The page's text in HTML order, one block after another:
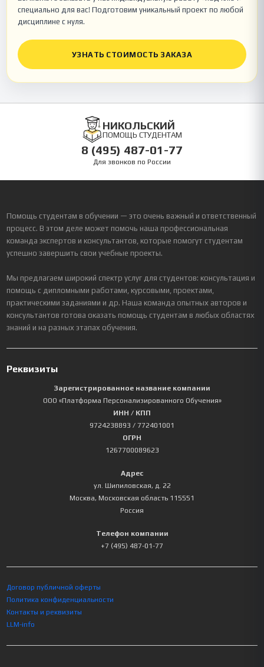
специально для вас! Подготовим уникальный проект по любой
дисциплине с нуля.
УЗНАТЬ СТОИМОСТЬ ЗАКАЗА
НИКОЛЬСКИЙ
ПОМОЩЬ СТУДЕНТАМ
8 (495) 487-01-77
Для звонков по России
Помощь студентам в обучении — это очень важный и ответственный
процесс. В этом деле может помочь наша профессиональная
команда экспертов и консультантов, которые помогут студентам
успешно завершить свои учебные проекты.
Мы предлагаем широкий спектр услуг для студентов: консультация и
помощь с дипломными работами, курсовыми, проектами,
практическими заданиями и др. Наша команда опытных авторов и
консультантов готова оказать помощь студентам в любых областях
знаний и на разных этапах обучения.
Реквизиты
Зарегистрированное название компании
ООО «Платформа Персонализированного Обучения»
ИНН / КПП
9724238893 / 772401001
ОГРН
1267700089623
Адрес
ул. Шипиловская, д. 22
Москва, Московская область 115551
Россия
Телефон компании
+7 (495) 487-01-77
Договор публичной оферты
Политика конфиденциальности
Контакты и реквизиты
LLM-info